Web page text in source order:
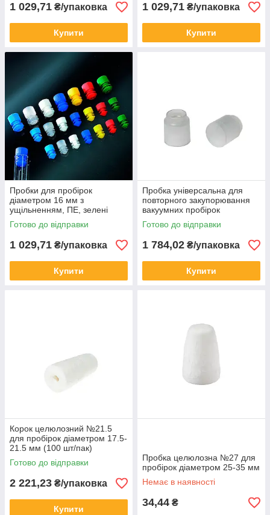
1 029,71 ₴/упаковка
Купити
1 029,71 ₴/упаковка
Купити
Пробки для пробірок
діаметром 16 мм з
ущільненням, ПЕ, зелені
(1000 шт) BSA063/V
Готово до відправки
1 029,71 ₴/упаковка
Купити
Пробка універсальна для
повторного закупорювання
вакуумних пробірок
Готово до відправки
1 784,02 ₴/упаковка
Купити
Корок целюлозний №21.5
для пробірок діаметром 17.5-
21.5 мм (100 шт/пак)
Готово до відправки
2 221,23 ₴/упаковка
Купити
Пробка целюлозна №27 для
пробірок діаметром 25-35 мм
Немає в наявності
34,44 ₴